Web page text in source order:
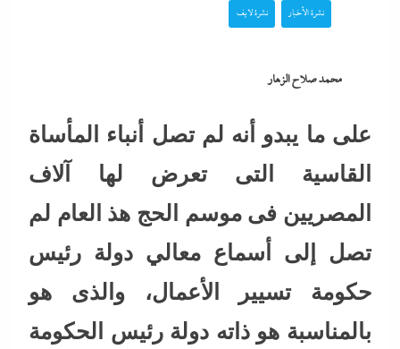
نشرة الأخبار نشرة لايف
محمد صلاح الزهار
على ما يبدو أنه لم تصل أنباء المأساة
القاسية التى تعرض لها آلاف
المصريين فى موسم الحج هذ العام لم
تصل إلى أسماع معالي دولة رئيس
حكومة تسيير الأعمال، والذى هو
بالمناسبة هو ذاته دولة رئيس الحكومة